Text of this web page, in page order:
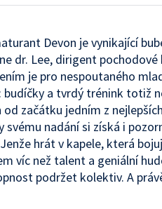
Devon je vynikající
dr. Lee, dirigent
je pro nespoutaného
budíčky a tvrdý trénink totiž
od začátku jedním z
svému nadání si získá i
hrát v kapele, která
víc než talent a geniální
podržet kolektiv. A